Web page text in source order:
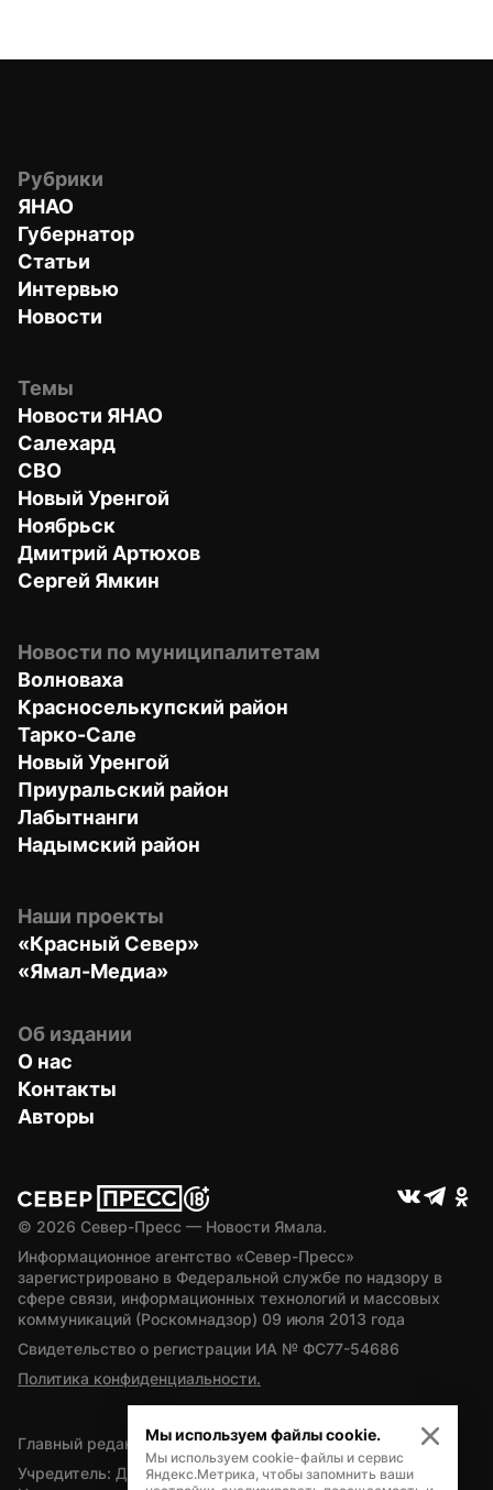
Рубрики
ЯНАО
Губернатор
Статьи
Интервью
Новости
Темы
Новости ЯНАО
Салехард
СВО
Новый Уренгой
Ноябрьск
Дмитрий Артюхов
Сергей Ямкин
Новости по муниципалитетам
Волноваха
Красноселькупский район
Тарко-Сале
Новый Уренгой
Приуральский район
Лабытнанги
Надымский район
Наши проекты
«Красный Север»
«Ямал-Медиа»
Об издании
О нас
Контакты
Авторы
© 2026 Север-Пресс — Новости Ямала.
Информационное агентство «Север-Пресс»
зарегистрировано в Федеральной службе по надзору в
сфере связи, информационных технологий и массовых
коммуникаций (Роскомнадзор) 09 июля 2013 года
Свидетельство о регистрации ИА № ФС77-54686
Политика конфиденциальности.
Главный редактор — А.Л. Поздеев
Учредитель: Департамент внутренней политики Ямало-
Мы используем файлы cookie.
Мы используем cookie-файлы и сервис
Яндекс.Метрика, чтобы запомнить ваши